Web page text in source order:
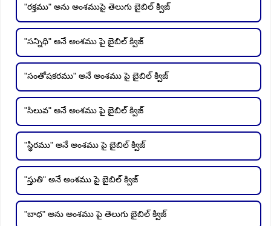
"రక్తము" అను అంశముపై తెలుగు బైబిల్ క్విజ్
"సన్నిధి" అనే అంశము పై బైబిల్ క్విజ్
"సంతోషకరము" అనే అంశము పై బైబిల్ క్విజ్
"సిలువ" అనే అంశము పై బైబిల్ క్విజ్
"స్థిరము" అనే అంశము పై బైబిల్ క్విజ్
"స్తుతి" అనే అంశము పై బైబిల్ క్విజ్
"బాధ" అను అంశము పై తెలుగు బైబిల్ క్విజ్